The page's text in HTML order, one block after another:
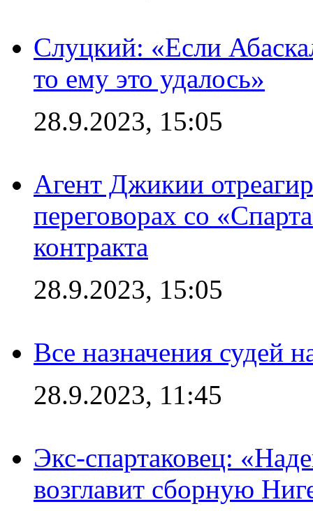
Слуцкий: «Если
то ему это удалось»
28.9.2023, 15:05
Агент Джикии
переговорах со
контракта
28.9.2023, 15:05
Все назначения судей
28.9.2023, 11:45
Экс-спартаковец:
возглавит сборную